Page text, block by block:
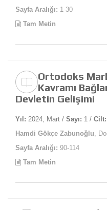
Sayfa Aralığı: 1-30
Tam Metin
Ortodoks
Kavramı
Devletin Gelişimi
Yıl: 2024, Mart / Sayı: 1 / Cilt:
Hamdi Gökçe Zabunoğlu,
Sayfa Aralığı: 90-114
Tam Metin